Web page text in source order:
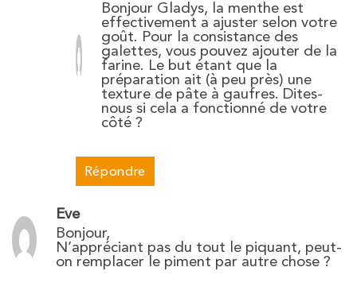
Bonjour Gladys, la menthe est
effectivement a ajuster selon votre
goût. Pour la consistance des
galettes, vous pouvez ajouter de la
farine. Le but étant que la
préparation ait (à peu près) une
texture de pâte à gaufres. Dites-
nous si cela a fonctionné de votre
côté ?
Répondre
Eve
Bonjour,
N’appréciant pas du tout le piquant, peut-
on remplacer le piment par autre chose ?